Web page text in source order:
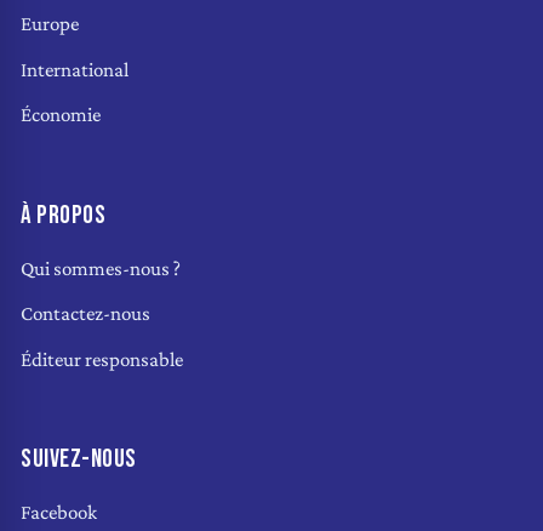
Europe
International
Économie
À PROPOS
Qui sommes-nous ?
Contactez-nous
Éditeur responsable
SUIVEZ-NOUS
Facebook